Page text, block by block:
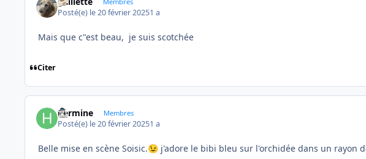
Posté(e) le 20 février 20251 a
Mais que c"est beau, je suis scotchée
Citer
hermine Membres
Posté(e) le 20 février 20251 a
Belle mise en scène Soisic.😉 j'adore le bibi bleu sur l'orchidée dans un rayon